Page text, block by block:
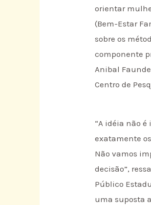
orientar
(Bem-Estar
sobre os
componente
Anibal
Centro de
“A idéia não
exatamente
Não vamos
decisão”,
Público
uma suposta